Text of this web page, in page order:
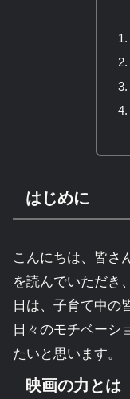
はじめに
こんにちは、皆さ
を読んでいただき
日は、子育て中の
日々のモチベーシ
たいと思います。
映画の力とは